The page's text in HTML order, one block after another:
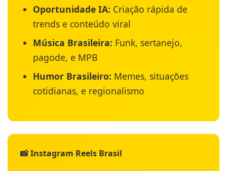
Oportunidade IA: Criação rápida de
trends e conteúdo viral
Música Brasileira: Funk, sertanejo,
pagode, e MPB
Humor Brasileiro: Memes, situações
cotidianas, e regionalismo
📸 Instagram Reels Brasil